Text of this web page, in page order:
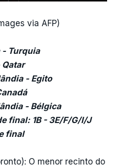
via AFP)
- Turquia
- Egito
- Bélgica
final: 1B - 3E/F/G/I/J
final
O menor recinto do